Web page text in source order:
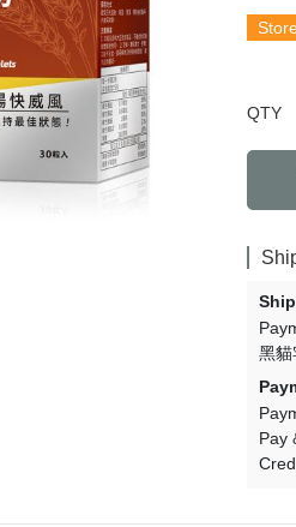
QTY
黑貓
Pay